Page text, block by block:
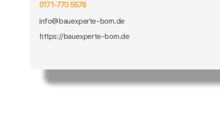
0171-770 5578
info@bauexperte-born.de
https://bauexperte-born.de